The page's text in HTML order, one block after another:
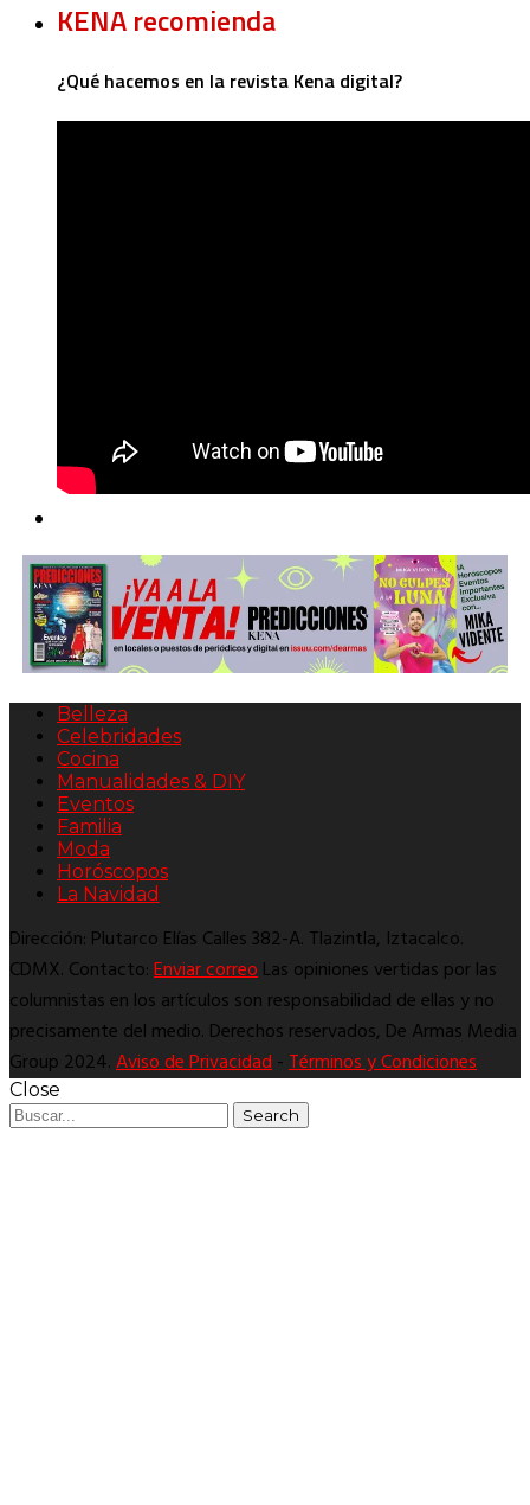
KENA recomienda
¿Qué hacemos en la revista Kena digital?
Belleza
Celebridades
Cocina
Manualidades & DIY
Eventos
Familia
Moda
Horóscopos
La Navidad
Dirección: Plutarco Elías Calles 382-A. Tlazintla, Iztacalco.
CDMX. Contacto:Enviar correoLas opiniones vertidas por las
columnistas en los artículos son responsabilidad de ellas y no
precisamente del medio. Derechos reservados, De Armas Media
Group 2024.Aviso de Privacidad-Términos y Condiciones
Close